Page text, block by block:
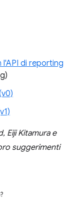
di reporting
Eiji Kitamura e
suggerimenti